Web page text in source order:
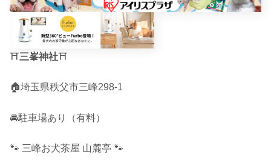
⛩三峯神社⛩
🏠埼玉県秩父市三峰298-1
🚘駐車場あり（有料）
🐾 三峰お犬茶屋 山麓亭 🐾